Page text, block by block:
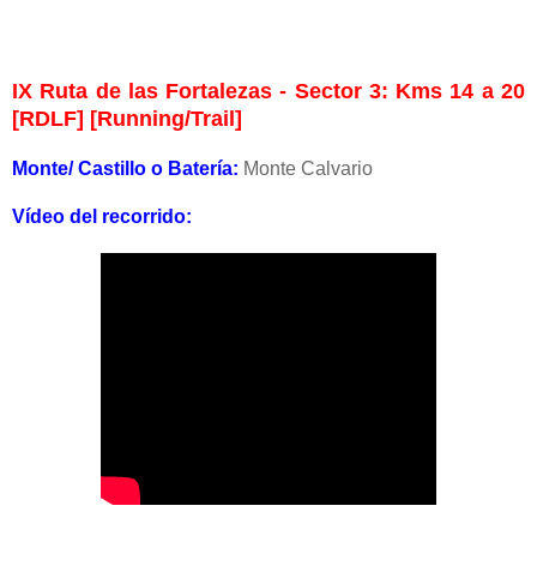
IX Ruta de las Fortalezas - Sector 3: Kms 14 a 20
[RDLF] [Running/Trail]
Monte/ Castillo o Batería: Monte Calvario
Vídeo del recorrido: